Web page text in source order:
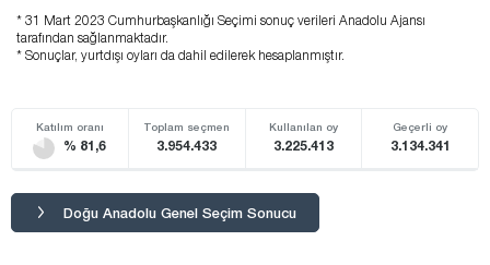
* 31 Mart 2023 Cumhurbaşkanlığı Seçimi sonuç verileri Anadolu Ajansı
tarafından sağlanmaktadır.
* Sonuçlar, yurtdışı oyları da dahil edilerek hesaplanmıştır.
Katılım oranı
% 81,6
Toplam seçmen
3.954.433
Kullanılan oy
3.225.413
Geçerli oy
3.134.341
Doğu Anadolu Genel Seçim Sonucu